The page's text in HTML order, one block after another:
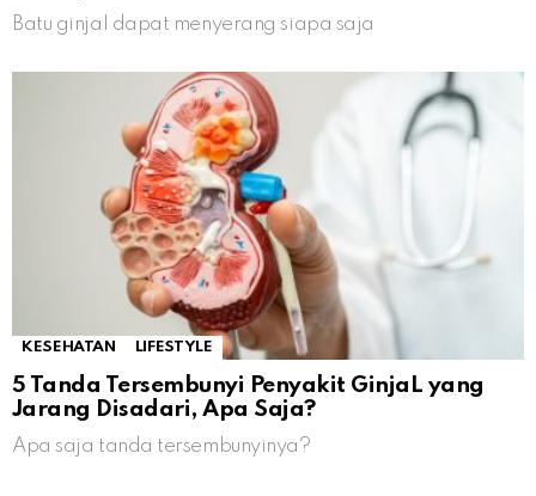
Batu ginjal dapat menyerang siapa saja
KESEHATAN LIFESTYLE
5 Tanda Tersembunyi Penyakit GinjaL yang
Jarang Disadari, Apa Saja?
Apa saja tanda tersembunyinya?